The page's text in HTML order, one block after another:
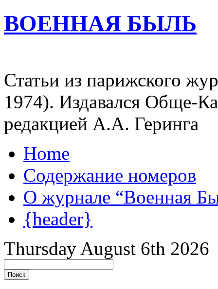
ВОЕННАЯ БЫЛЬ
Статьи из парижского
1974). Издавался Обще-
редакцией А.А. Геринга
Home
Содержание номеров
О журнале “Военная
{header}
Thursday August 6th 2026